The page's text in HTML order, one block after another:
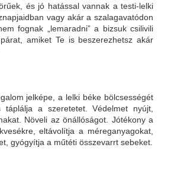
és jó hatással vannak a testi-lelki
vagy akár a szalagavatódon
fognak „lemaradni” a bizsuk csilivili
amiket Te is beszerezhetsz akár
jelképe, a lelki béke bölcsességét
táplálja a szeretetet. Védelmet nyújt,
Növeli az önállóságot. Jótékony a
eltávolítja a méreganyagokat,
gyógyítja a műtéti összevarrt sebeket.